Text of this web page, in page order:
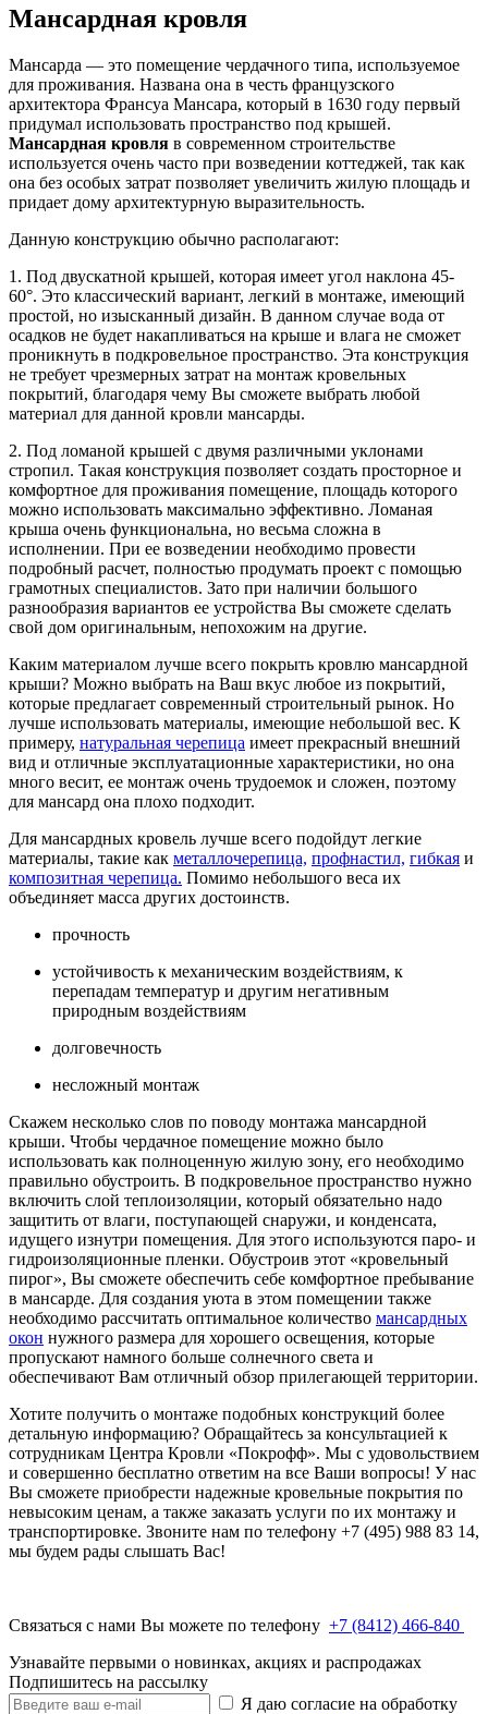
Мансардная кровля
Мансарда — это помещение чердачного типа, используемое
для проживания. Названа она в честь французского
архитектора Франсуа Мансара, который в 1630 году первый
придумал использовать пространство под крышей.
Мансардная кровля в современном строительстве
используется очень часто при возведении коттеджей, так как
она без особых затрат позволяет увеличить жилую площадь и
придает дому архитектурную выразительность.
Данную конструкцию обычно располагают:
1. Под двускатной крышей, которая имеет угол наклона 45-
60°. Это классический вариант, легкий в монтаже, имеющий
простой, но изысканный дизайн. В данном случае вода от
осадков не будет накапливаться на крыше и влага не сможет
проникнуть в подкровельное пространство. Эта конструкция
не требует чрезмерных затрат на монтаж кровельных
покрытий, благодаря чему Вы сможете выбрать любой
материал для данной кровли мансарды.
2. Под ломаной крышей с двумя различными уклонами
стропил. Такая конструкция позволяет создать просторное и
комфортное для проживания помещение, площадь которого
можно использовать максимально эффективно. Ломаная
крыша очень функциональна, но весьма сложна в
исполнении. При ее возведении необходимо провести
подробный расчет, полностью продумать проект с помощью
грамотных специалистов. Зато при наличии большого
разнообразия вариантов ее устройства Вы сможете сделать
свой дом оригинальным, непохожим на другие.
Каким материалом лучше всего покрыть кровлю мансардной
крыши? Можно выбрать на Ваш вкус любое из покрытий,
которые предлагает современный строительный рынок. Но
лучше использовать материалы, имеющие небольшой вес. К
примеру, натуральная черепица имеет прекрасный внешний
вид и отличные эксплуатационные характеристики, но она
много весит, ее монтаж очень трудоемок и сложен, поэтому
для мансард она плохо подходит.
Для мансардных кровель лучше всего подойдут легкие
материалы, такие как металлочерепица, профнастил, гибкая и
композитная черепица. Помимо небольшого веса их
объединяет масса других достоинств.
прочность
устойчивость к механическим воздействиям, к
перепадам температур и другим негативным
природным воздействиям
долговечность
несложный монтаж
Скажем несколько слов по поводу монтажа мансардной
крыши. Чтобы чердачное помещение можно было
использовать как полноценную жилую зону, его необходимо
правильно обустроить. В подкровельное пространство нужно
включить слой теплоизоляции, который обязательно надо
защитить от влаги, поступающей снаружи, и конденсата,
идущего изнутри помещения. Для этого используются паро- и
гидроизоляционные пленки. Обустроив этот «кровельный
пирог», Вы сможете обеспечить себе комфортное пребывание
в мансарде. Для создания уюта в этом помещении также
необходимо рассчитать оптимальное количество мансардных
окон нужного размера для хорошего освещения, которые
пропускают намного больше солнечного света и
обеспечивают Вам отличный обзор прилегающей территории.
Хотите получить о монтаже подобных конструкций более
детальную информацию? Обращайтесь за консультацией к
сотрудникам Центра Кровли «Покрофф». Мы с удовольствием
и совершенно бесплатно ответим на все Ваши вопросы! У нас
Вы сможете приобрести надежные кровельные покрытия по
невысоким ценам, а также заказать услуги по их монтажу и
транспортировке. Звоните нам по телефону +7 (495) 988 83 14,
мы будем рады слышать Вас!
Связаться с нами Вы можете по телефону +7 (8412) 466-840
Узнавайте первыми о новинках, акциях и распродажах
Подпишитесь на рассылку
Я даю согласие на обработку